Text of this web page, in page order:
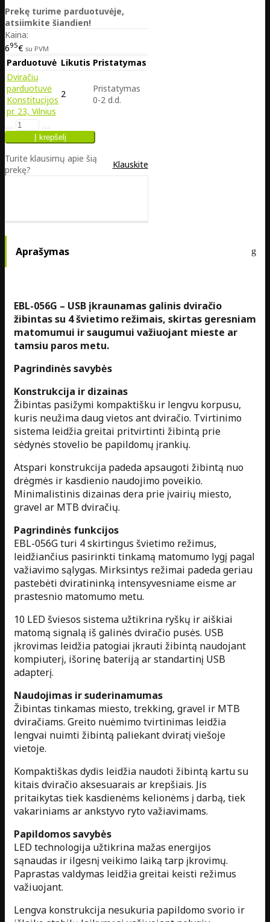
Prekę turime parduotuvėje,
atsiimkite šiandien!
Kaina:
695€ su PVM
Parduotuvė Likutis Pristatymas
Dviračių
parduotuvė
Konstitucijos
pr. 23, Vilnius
2
Pristatymas
0-2 d.d.
Turite klausimų apie šią
prekę?
Klauskite
Aprašymas
EBL-056G – USB įkraunamas galinis dviračio
žibintas su 4 švietimo režimais, skirtas geresniam
matomumui ir saugumui važiuojant mieste ar
tamsiu paros metu.
Pagrindinės savybės
Konstrukcija ir dizainas
Žibintas pasižymi kompaktišku ir lengvu korpusu,
kuris neužima daug vietos ant dviračio. Tvirtinimo
sistema leidžia greitai pritvirtinti žibintą prie
sėdynės stovelio be papildomų įrankių.
Atspari konstrukcija padeda apsaugoti žibintą nuo
drėgmės ir kasdienio naudojimo poveikio.
Minimalistinis dizainas dera prie įvairių miesto,
gravel ar MTB dviračių.
Pagrindinės funkcijos
EBL-056G turi 4 skirtingus švietimo režimus,
leidžiančius pasirinkti tinkamą matomumo lygį pagal
važiavimo sąlygas. Mirksintys režimai padeda geriau
pastebėti dviratininką intensyvesniame eisme ar
prastesnio matomumo metu.
10 LED šviesos sistema užtikrina ryškų ir aiškiai
matomą signalą iš galinės dviračio pusės. USB
įkrovimas leidžia patogiai įkrauti žibintą naudojant
kompiuterį, išorinę bateriją ar standartinį USB
adapterį.
Naudojimas ir suderinamumas
Žibintas tinkamas miesto, trekking, gravel ir MTB
dviračiams. Greito nuėmimo tvirtinimas leidžia
lengvai nuimti žibintą paliekant dviratį viešoje
vietoje.
Kompaktiškas dydis leidžia naudoti žibintą kartu su
kitais dviračio aksesuarais ar krepšiais. Jis
pritaikytas tiek kasdienėms kelionėms į darbą, tiek
vakariniams ar ankstyvo ryto važiavimams.
Papildomos savybės
LED technologija užtikrina mažas energijos
sąnaudas ir ilgesnį veikimo laiką tarp įkrovimų.
Paprastas valdymas leidžia greitai keisti režimus
važiuojant.
Lengva konstrukcija nesukuria papildomo svorio ir